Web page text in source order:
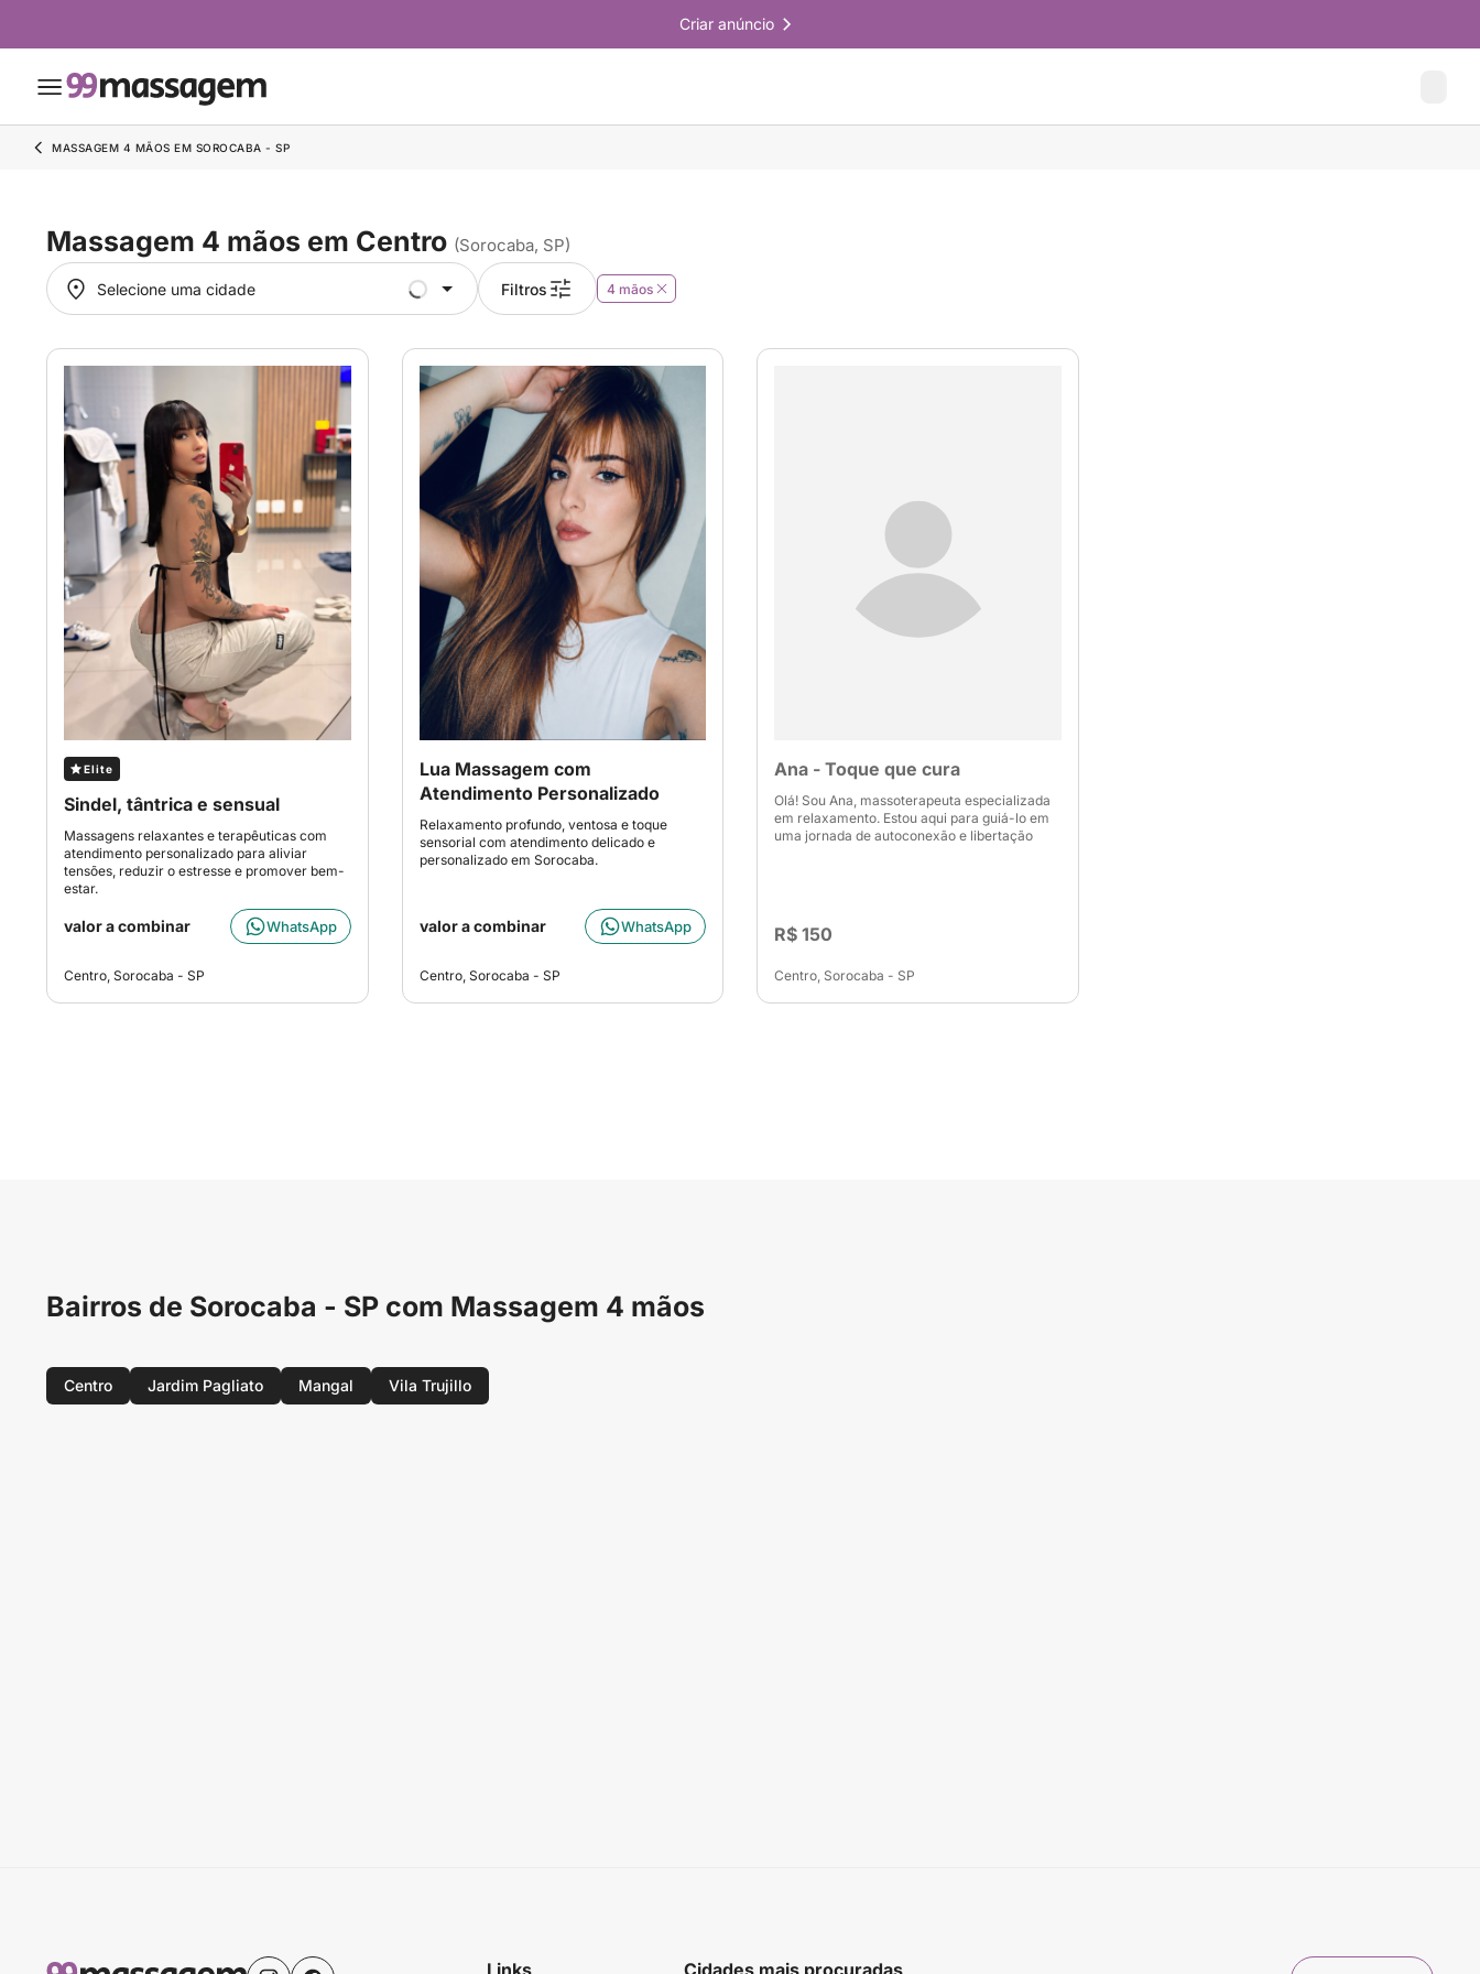
Criar anúncio
MASSAGEM 4 MÃOS EM SOROCABA - SP
Massagem 4 mãos em Centro (Sorocaba, SP)
Selecione uma cidade
Selecione uma cidade Filtros 4 mãos
Elite
Sindel, tântrica e sensual
Massagens relaxantes e terapêuticas com
atendimento personalizado para aliviar
tensões, reduzir o estresse e promover bem-
estar.
valor a combinar WhatsApp
Centro, Sorocaba - SP
Lua Massagem com
Atendimento Personalizado
Relaxamento profundo, ventosa e toque
sensorial com atendimento delicado e
personalizado em Sorocaba.
valor a combinar WhatsApp
Centro, Sorocaba - SP
Ana - Toque que cura
Olá! Sou Ana, massoterapeuta especializada
em relaxamento. Estou aqui para guiá-lo em
uma jornada de autoconexão e libertação
R$ 150
Centro, Sorocaba - SP
Bairros de Sorocaba - SP com Massagem 4 mãos
Centro Jardim Pagliato Mangal Vila Trujillo
Links Cidades mais procuradas